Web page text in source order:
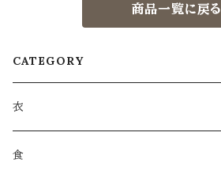
商品一覧に戻る
CATEGORY
衣
衣類
食